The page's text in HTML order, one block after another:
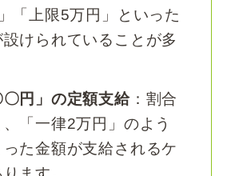
「上限5万円」といった
けられていることが多
〇円」の定額支給：割合
「一律2万円」のよう
た金額が支給されるケ